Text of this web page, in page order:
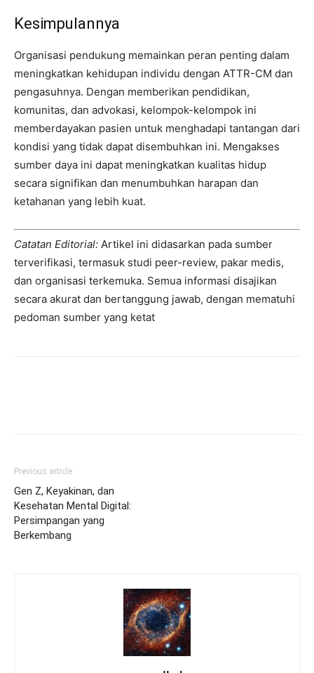
Kesimpulannya
Organisasi pendukung memainkan peran penting dalam
meningkatkan kehidupan individu dengan ATTR-CM dan
pengasuhnya. Dengan memberikan pendidikan,
komunitas, dan advokasi, kelompok-kelompok ini
memberdayakan pasien untuk menghadapi tantangan dari
kondisi yang tidak dapat disembuhkan ini. Mengakses
sumber daya ini dapat meningkatkan kualitas hidup
secara signifikan dan menumbuhkan harapan dan
ketahanan yang lebih kuat.
Catatan Editorial: Artikel ini didasarkan pada sumber
terverifikasi, termasuk studi peer-review, pakar medis,
dan organisasi terkemuka. Semua informasi disajikan
secara akurat dan bertanggung jawab, dengan mematuhi
pedoman sumber yang ketat
Previous article
Gen Z, Keyakinan, dan
Kesehatan Mental Digital:
Persimpangan yang
Berkembang